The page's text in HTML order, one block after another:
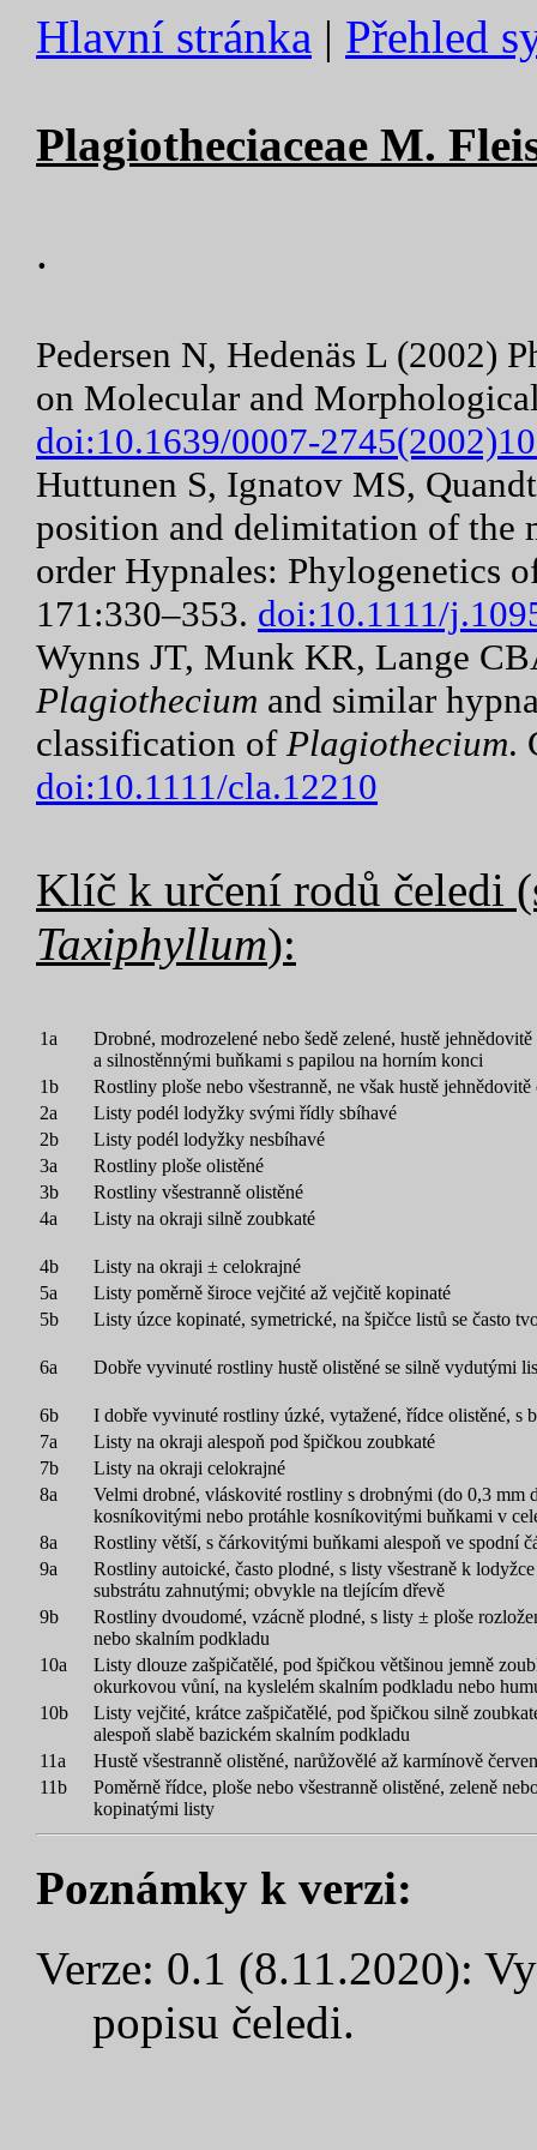
Hlavní stránka | Přehled
Plagiotheciaceae M.
.
Pedersen N, Hedenäs L (2002)
on Molecular and
doi:10.1639/0007-
Huttunen S, Ignatov MS,
position and delimitation of the
order Hypnales: Phylogenetics
171:330–353. doi:10.1111/
Wynns JT, Munk KR, Lange
Plagiothecium and similar
classification of Plagiothecium.
doi:10.1111/cla.12210
Klíč k určení rodů čeledi
Taxiphyllum):
1a
Drobné, modrozelené nebo šedě zelené, hustě
a silnostěnnými buňkami s papilou na horním konci
1b
Rostliny ploše nebo všestranně, ne však hustě
2a
Listy podél lodyžky svými řídly sbíhavé
2b
Listy podél lodyžky nesbíhavé
3a
Rostliny ploše olistěné
3b
Rostliny všestranně olistěné
4a
Listy na okraji silně zoubkaté
4b
Listy na okraji ± celokrajné
5a
Listy poměrně široce vejčité až vejčitě kopinaté
5b
Listy úzce kopinaté, symetrické, na špičce listů se často
6a Dobře vyvinuté rostliny hustě olistěné se silně vydutými
6b
I dobře vyvinuté rostliny úzké, vytažené, řídce olistěné, s
7a
Listy na okraji alespoň pod špičkou zoubkaté
7b
Listy na okraji celokrajné
8a
Velmi drobné, vláskovité rostliny s drobnými (do 0,3
kosníkovitými nebo protáhle kosníkovitými buňkami v
8a
Rostliny větší, s čárkovitými buňkami alespoň ve spodní
9a
Rostliny autoické, často plodné, s listy všestraně k
substrátu zahnutými; obvykle na tlejícím dřevě
9b
Rostliny dvoudomé, vzácně plodné, s listy ± ploše
nebo skalním podkladu
10a
Listy dlouze zašpičatělé, pod špičkou většinou jemně
okurkovou vůní, na kyslelém skalním podkladu nebo
10b
Listy vejčité, krátce zašpičatělé, pod špičkou silně
alespoň slabě bazickém skalním podkladu
11a
Hustě všestranně olistěné, narůžovělé až karmínově
11b
Poměrně řídce, ploše nebo všestranně olistěné, zeleně
kopinatými listy
Poznámky k verzi:
Verze: 0.1 (8.11.2020):
popisu čeledi.